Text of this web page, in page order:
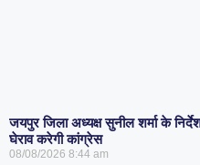
जयपुर जिला अध्यक्ष सुनील शर्मा के
घेराव करेगी कांग्रेस
08/08/2026 8:44 am